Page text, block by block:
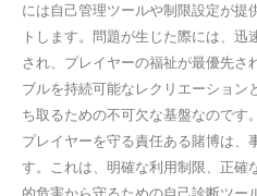
には自己管理ツールや制限設定が提
トします。問題が生じた際には、
され、プレイヤーの福祉が最優先さ
ブルを持続可能なレクリエーション
ち取るための不可欠な基盤なのです
プレイヤーを守る責任ある賭博は、
す。これは、明確な利用制限、正確